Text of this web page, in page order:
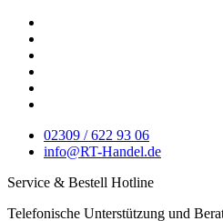
02309 / 622 93 06
info@RT-Handel.de
Service & Bestell Hotline
Telefonische Unterstützung und